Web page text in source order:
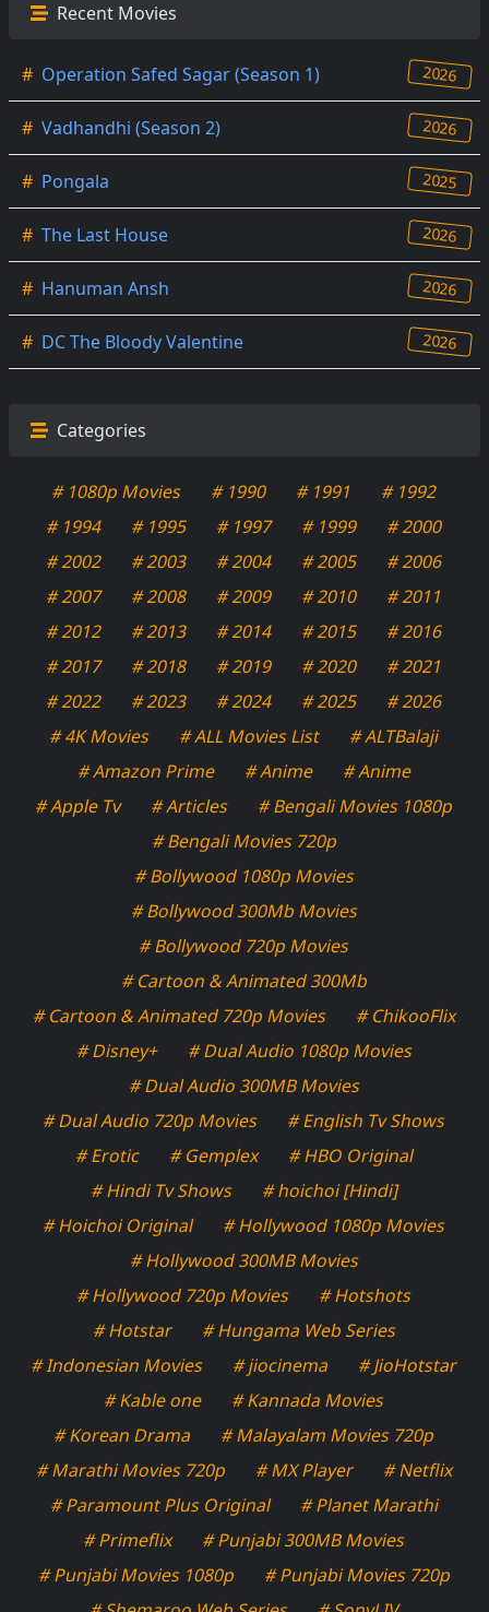
Recent Movies
# Operation Safed Sagar (Season 1) 2026
# Vadhandhi (Season 2) 2026
# Pongala 2025
# The Last House 2026
# Hanuman Ansh 2026
# DC The Bloody Valentine 2026
Categories
# 1080p Movies # 1990 # 1991
# 1992
# 1994
# 1995 # 1997 # 1999
# 2000
# 2002
# 2003 # 2004 # 2005
# 2006
# 2007
# 2008 # 2009 # 2010
# 2011
# 2012
# 2013 # 2014 # 2015
# 2016
# 2017
# 2018 # 2019 # 2020
# 2021
# 2022
# 2023 # 2024 # 2025
# 2026
# 4K Movies
# ALL Movies List
# ALTBalaji
# Amazon Prime
# Anime
# Anime
# Apple Tv
# Articles
# Bengali Movies 1080p
# Bengali Movies 720p
# Bollywood 1080p Movies
# Bollywood 300Mb Movies
# Bollywood 720p Movies
# Cartoon & Animated 300Mb
# Cartoon & Animated 720p Movies
# ChikooFlix
# Disney+
# Dual Audio 1080p Movies
# Dual Audio 300MB Movies
# Dual Audio 720p Movies
# English Tv Shows
# Erotic
# Gemplex
# HBO Original
# Hindi Tv Shows
# hoichoi [Hindi]
# Hoichoi Original
# Hollywood 1080p Movies
# Hollywood 300MB Movies
# Hollywood 720p Movies
# Hotshots
# Hotstar
# Hungama Web Series
# Indonesian Movies
# jiocinema
# JioHotstar
# Kable one
# Kannada Movies
# Korean Drama
# Malayalam Movies 720p
# Marathi Movies 720p
# MX Player
# Netflix
# Paramount Plus Original
# Planet Marathi
# Primeflix
# Punjabi 300MB Movies
# Punjabi Movies 1080p
# Punjabi Movies 720p